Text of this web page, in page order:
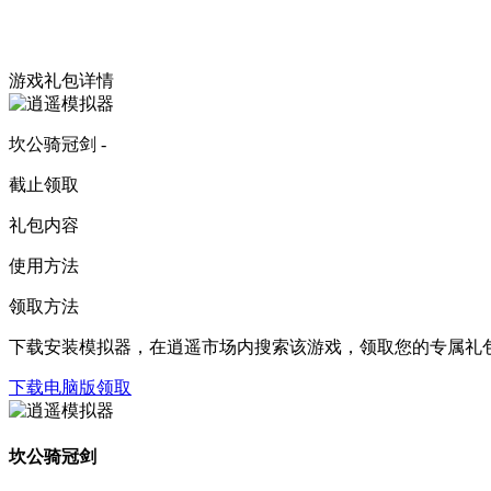
游戏礼包详情
坎公骑冠剑 -
截止领取
礼包内容
使用方法
领取方法
下载安装模拟器，在逍遥市场内搜索该游戏，领取您的专属礼
下载电脑版领取
坎公骑冠剑